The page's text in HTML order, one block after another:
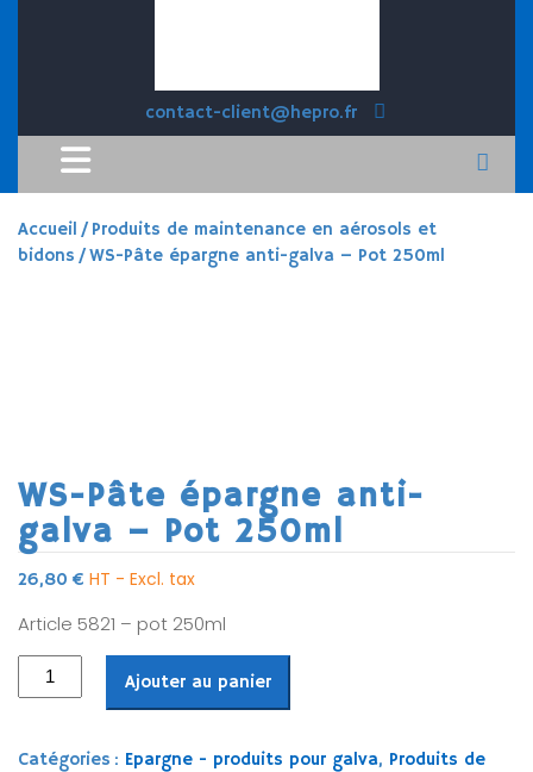
contact-client@hepro.fr
Accueil / Produits de maintenance en aérosols et
bidons / WS-Pâte épargne anti-galva – Pot 250ml
WS-Pâte épargne anti-
galva – Pot 250ml
26,80 € HT - Excl. tax
Article 5821 – pot 250ml
Ajouter au panier
Catégories : Epargne - produits pour galva, Produits de